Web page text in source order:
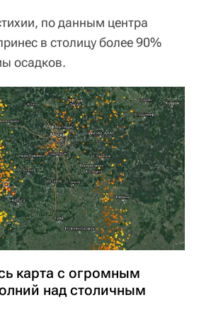
по данным центра
в столицу более 90%
осадков.
карта с огромным
над столичным